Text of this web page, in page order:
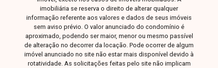
imobiliária se reserva o direito de alterar qualquer
informação referente aos valores e dados de seus imóveis
sem aviso prévio. O valor anunciado do condomínio é
aproximado, podendo ser maior, menor ou mesmo passível
de alteração no decorrer da locação. Pode ocorrer de algum
imóvel anunciado no site não estar mais disponível devido à
rotatividade. As solicitações feitas pelo site não implicam